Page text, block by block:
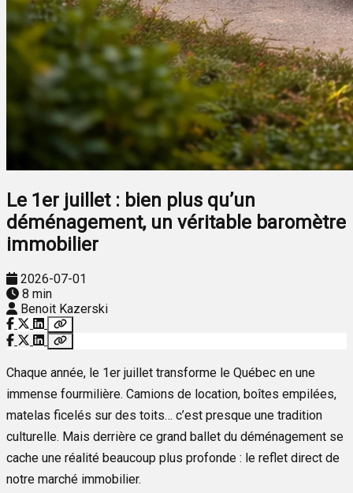
Le 1er juillet : bien plus qu’un
déménagement, un véritable baromètre
immobilier
2026-07-01
8 min
Benoit Kazerski
Chaque année, le 1er juillet transforme le Québec en une
immense fourmilière. Camions de location, boîtes empilées,
matelas ficelés sur des toits… c’est presque une tradition
culturelle. Mais derrière ce grand ballet du déménagement se
cache une réalité beaucoup plus profonde : le reflet direct de
notre marché immobilier.